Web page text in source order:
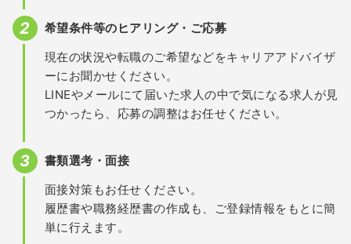
希望条件等のヒアリング・ご応募
現在の状況や転職のご希望などをキャリアアドバイザ
ーにお聞かせください。
LINEやメールにて届いた求人の中で気になる求人が見
つかったら、応募の調整はお任せください。
書類選考・面接
面接対策もお任せください。
履歴書や職務経歴書の作成も、ご登録情報をもとに簡
単に行えます。